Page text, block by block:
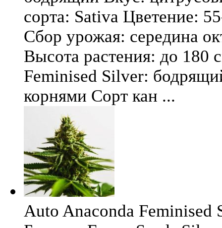
сорта: Sativa Цветение:
Сбор урожая: середина
Высота растения: до 180
Feminised Silver:
корнями Сорт кан ...
Auto Anaconda Feminised